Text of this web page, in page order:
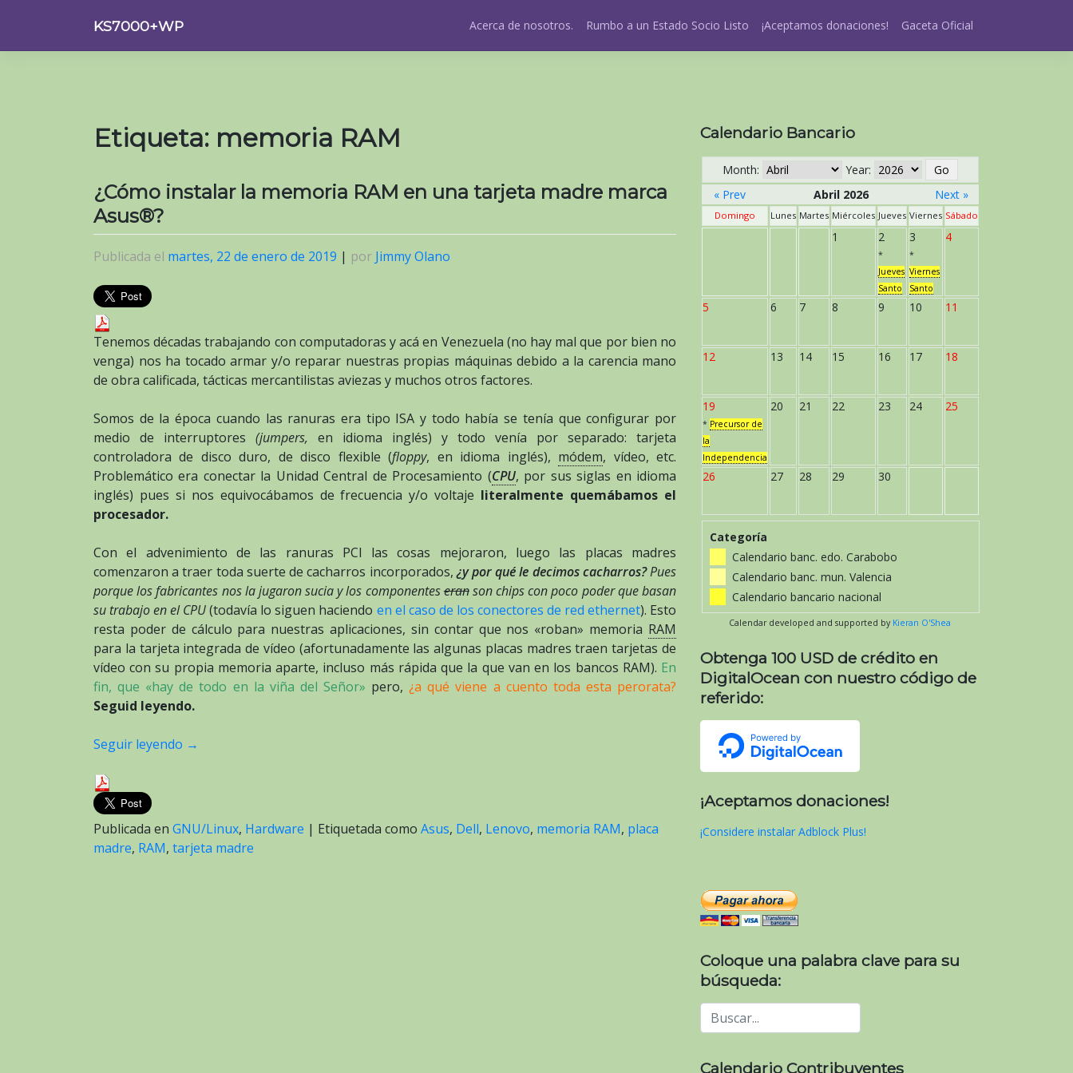
contenido
KS7000+WP Acerca de nosotros. Rumbo a un Estado Socio Listo ¡Aceptamos donaciones! Gaceta Oficial
Etiqueta: memoria RAM
¿Cómo instalar la memoria RAM en una tarjeta madre marca
Asus®?
Publicada el martes, 22 de enero de 2019 | por Jimmy Olano
Tenemos décadas trabajando con computadoras y acá en Venezuela (no hay mal que por bien no
venga) nos ha tocado armar y/o reparar nuestras propias máquinas debido a la carencia mano
de obra calificada, tácticas mercantilistas aviezas y muchos otros factores.
Somos de la época cuando las ranuras era tipo ISA y todo había se tenía que configurar por
medio de interruptores (jumpers, en idioma inglés) y todo venía por separado: tarjeta
controladora de disco duro, de disco flexible (floppy, en idioma inglés), módem, vídeo, etc.
Problemático era conectar la Unidad Central de Procesamiento (CPU, por sus siglas en idioma
inglés) pues si nos equivocábamos de frecuencia y/o voltaje literalmente quemábamos el
procesador.
Con el advenimiento de las ranuras PCI las cosas mejoraron, luego las placas madres
comenzaron a traer toda suerte de cacharros incorporados,¿y por qué le decimos cacharros?Pues
porque los fabricantes nos la jugaron sucia y los componenteseranson chips con poco poder que basan
su trabajo en el CPU(todavía lo siguen haciendo en el caso de los conectores de red ethernet). Esto
resta poder de cálculo para nuestras aplicaciones, sin contar que nos «roban» memoria RAM
para la tarjeta integrada de vídeo (afortunadamente las algunas placas madres traen tarjetas de
vídeo con su propia memoria aparte, incluso más rápida que la que van en los bancos RAM). En
fin, que «hay de todo en la viña del Señor» pero, ¿a qué viene a cuento toda esta perorata?
Seguid leyendo.
Seguir leyendo →
Publicada en GNU/Linux, Hardware | Etiquetada como Asus, Dell, Lenovo, memoria RAM, placa
madre, RAM, tarjeta madre
Calendario Bancario
Month:
Year:
« Prev
Abril 2026 Next »
Domingo Lunes Martes Miércoles Jueves Viernes Sábado
1 2
*
Jueves
Santo
3
*
Viernes
Santo
4
5 6 7 8 9 10 11
12 13 14 15 16 17 18
19
* Precursor de
la
Independencia
20 21 22 23 24 25
26 27 28 29 30
Categoría
Calendario banc. edo. Carabobo
Calendario banc. mun. Valencia
Calendario bancario nacional
Calendar developed and supported by Kieran O'Shea
Obtenga 100 USD de crédito en
DigitalOcean con nuestro código de
referido:
¡Aceptamos donaciones!
¡Considere instalar Adblock Plus!
Coloque una palabra clave para su
búsqueda:
Calendario Contribuyentes